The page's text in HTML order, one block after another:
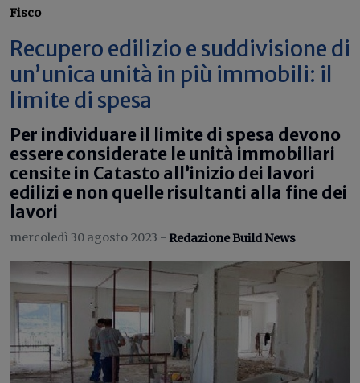
Fisco
Recupero edilizio e suddivisione di
un’unica unità in più immobili: il
limite di spesa
Per individuare il limite di spesa devono
essere considerate le unità immobiliari
censite in Catasto all’inizio dei lavori
edilizi e non quelle risultanti alla fine dei
lavori
mercoledì 30 agosto 2023 - Redazione Build News